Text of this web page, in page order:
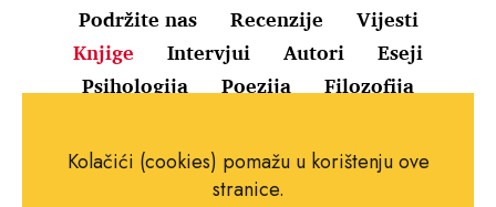
Podržite nas Recenzije
Vijesti
Knjige
Intervjui Autori
Eseji
Psihologija
Poezija Filozofija
Uvjeti korištenja
Pravila o kolačićima
Impressum
Kolačići (cookies) pomažu u korištenju ove
stranice.